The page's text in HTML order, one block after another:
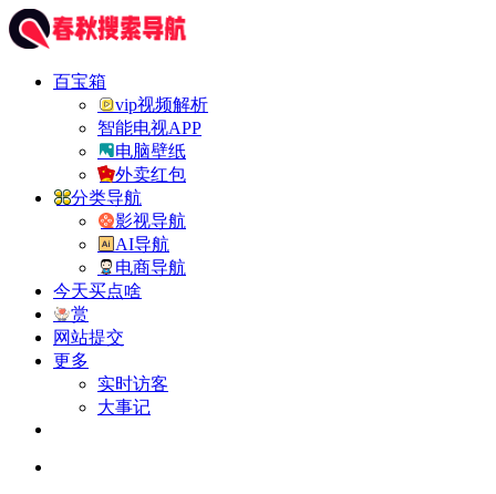
百宝箱
vip视频解析
智能电视APP
电脑壁纸
外卖红包
分类导航
影视导航
AI导航
电商导航
今天买点啥
赏
网站提交
更多
实时访客
大事记